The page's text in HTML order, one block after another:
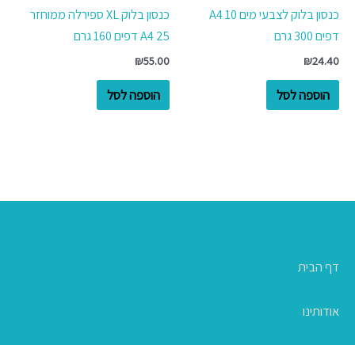
כנסון בלוק לצבעי מים A4 10
דפים 300 גרם
₪24.40
הוספה לסל
כנסון בלוק XL ספירלה ממוחזר
A4 25 דפים 160 גרם
₪55.00
הוספה לסל
דף הבית
אודותינו